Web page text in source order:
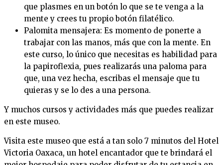
que plasmes en un botón lo que se te venga a la
mente y crees tu propio botón filatélico.
Palomita mensajera: Es momento de ponerte a
trabajar con las manos, más que con la mente. En
este curso, lo único que necesitas es habilidad para
la papiroflexia, pues realizarás una paloma para
que, una vez hecha, escribas el mensaje que tu
quieras y se lo des a una persona.
Y muchos cursos y actividades más que puedes realizar
en este museo.
Visita este museo que está a tan solo 7 minutos del Hotel
Victoria Oaxaca, un hotel encantador que te brindará el